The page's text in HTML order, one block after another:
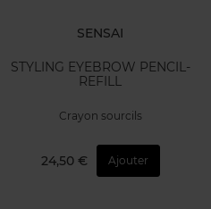
SENSAI
STYLING EYEBROW PENCIL-
REFILL
Crayon sourcils
24,50 € Ajouter